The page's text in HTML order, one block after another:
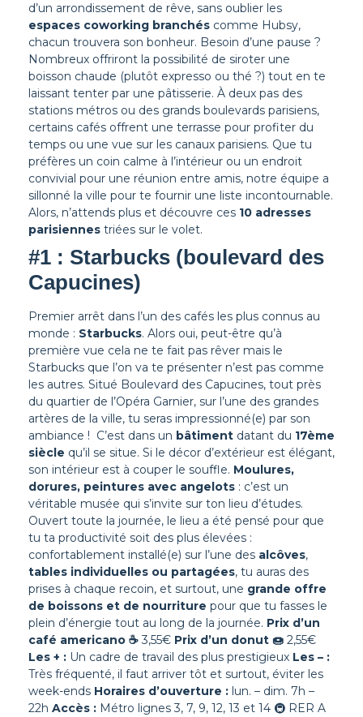
d’un arrondissement de rêve, sans oublier les
espaces coworking branchés comme Hubsy,
chacun trouvera son bonheur. Besoin d’une pause ?
Nombreux offriront la possibilité de siroter une
boisson chaude (plutôt expresso ou thé ?) tout en te
laissant tenter par une pâtisserie. À deux pas des
stations métros ou des grands boulevards parisiens,
certains cafés offrent une terrasse pour profiter du
temps ou une vue sur les canaux parisiens. Que tu
préfères un coin calme à l’intérieur ou un endroit
convivial pour une réunion entre amis, notre équipe a
sillonné la ville pour te fournir une liste incontournable.
Alors, n’attends plus et découvre ces 10 adresses
parisiennes triées sur le volet.
#1 : Starbucks (boulevard des
Capucines)
Premier arrêt dans l’un des cafés les plus connus au
monde : Starbucks. Alors oui, peut-être qu’à
première vue cela ne te fait pas rêver mais le
Starbucks que l’on va te présenter n’est pas comme
les autres. Situé Boulevard des Capucines, tout près
du quartier de l’Opéra Garnier, sur l’une des grandes
artères de la ville, tu seras impressionné(e) par son
ambiance ! C’est dans un bâtiment datant du 17ème
siècle qu’il se situe. Si le décor d’extérieur est élégant,
son intérieur est à couper le souffle. Moulures,
dorures, peintures avec angelots : c’est un
véritable musée qui s’invite sur ton lieu d’études.
Ouvert toute la journée, le lieu a été pensé pour que
tu ta productivité soit des plus élevées :
confortablement installé(e) sur l’une des alcôves,
tables individuelles ou partagées, tu auras des
prises à chaque recoin, et surtout, une grande offre
de boissons et de nourriture pour que tu fasses le
plein d’énergie tout au long de la journée. Prix d’un
café americano ☕3,55€ Prix d’un donut 🍩 2,55€
Les + : Un cadre de travail des plus prestigieux Les – :
Très fréquenté, il faut arriver tôt et surtout, éviter les
week-ends Horaires d’ouverture : lun. – dim. 7h –
22h Accès : Métro lignes 3, 7, 9, 12, 13 et 14 🚇 RER A